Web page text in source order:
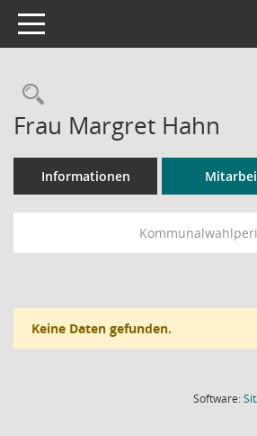
Toggle navigation
Rechercheauswahl
Frau Margret Hahn
Informationen
Keine Daten gefunden.
Software: